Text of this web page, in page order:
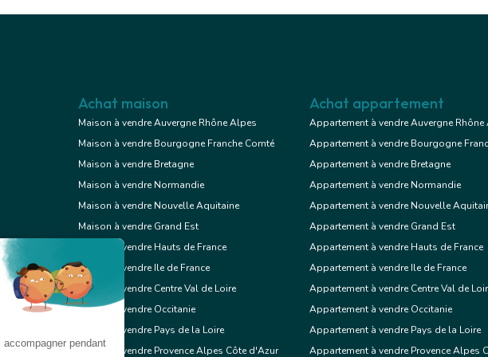
Achat maison
Maison à vendre Auvergne Rhône Alpes
Maison à vendre Bourgogne Franche Comté
Maison à vendre Bretagne
Maison à vendre Normandie
Maison à vendre Nouvelle Aquitaine
Maison à vendre Grand Est
Maison à vendre Hauts de France
Maison à vendre Ile de France
Maison à vendre Centre Val de Loire
Maison à vendre Occitanie
Maison à vendre Pays de la Loire
Maison à vendre Provence Alpes Côte d'Azur
Achat appartement
Appartement à vendre Auvergne Rhône
Appartement à vendre Bourgogne
Appartement à vendre Bretagne
Appartement à vendre Normandie
Appartement à vendre Nouvelle
Appartement à vendre Grand Est
Appartement à vendre Hauts de France
Appartement à vendre Ile de France
Appartement à vendre Centre Val de
Appartement à vendre Occitanie
Appartement à vendre Pays de la Loire
Appartement à vendre Provence Alpes